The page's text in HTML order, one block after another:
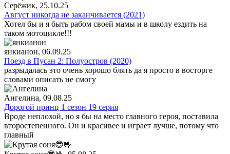
Серёжик, 25.10.25
Август никогда не заканчивается (2021)
Хотел бы и я быть рабом своей мамы и в школу ездить на
таком мотоцикле!!!
янкианон, 06.09.25
Поезд в Пусан 2: Полуостров (2020)
разрыдалась это очень хорошо блять да я просто в восторге
словами описать не смогу
Ангелина, 09.08.25
Дорогой принц 1 сезон 19 серия
Вроде неплохой, но я бы на место главного героя, поставила
второстепенного. Он и красивее и играет лучше, потому что
главный